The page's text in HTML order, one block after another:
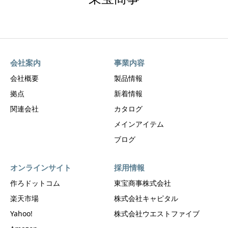
会社案内
会社概要
拠点
関連会社
事業内容
製品情報
新着情報
カタログ
メインアイテム
ブログ
オンラインサイト
作ろドットコム
楽天市場
Yahoo!
採用情報
東宝商事株式会社
株式会社キャピタル
株式会社ウエストファイブ